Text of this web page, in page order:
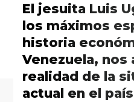
El jesuita Luis
los máximos
historia
Venezuela, nos
realidad de la
actual en el